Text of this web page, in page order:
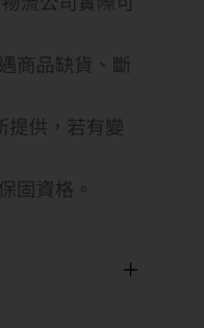
商品缺貨、斷
提供，若有變
資格。